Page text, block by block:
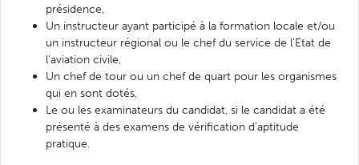
présidence,
Un instructeur ayant participé à la formation locale et/ou
un instructeur régional ou le chef du service de l’Etat de
l’aviation civile,
Un chef de tour ou un chef de quart pour les organismes
qui en sont dotés,
Le ou les examinateurs du candidat, si le candidat a été
présenté à des examens de vérification d’aptitude
pratique.